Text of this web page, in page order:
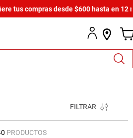
desde $600 hasta en 12 meses
FILTRAR
PRODUCTOS